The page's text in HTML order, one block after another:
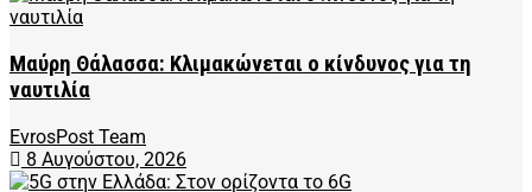
Μαύρη Θάλασσα: Κλιμακώνεται ο κίνδυνος για τη
ναυτιλία
EvrosPost Team
8 Αυγούστου, 2026